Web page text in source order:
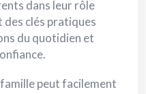
dans leur rôle
clés pratiques
du quotidien et
famille peut facilement